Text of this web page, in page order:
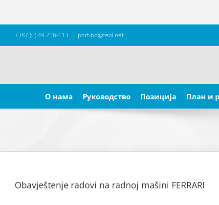
+387 (0) 49 216-113 | port-bd@teol.net
for:
О нама
Руководство Позиција План и
Obavještenje radovi na radnoj mašini FERRARI